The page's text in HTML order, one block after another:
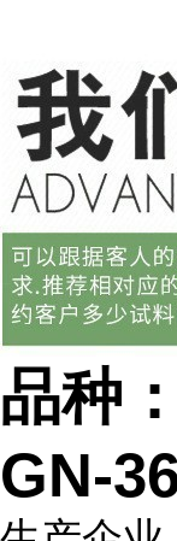
品种
GN-